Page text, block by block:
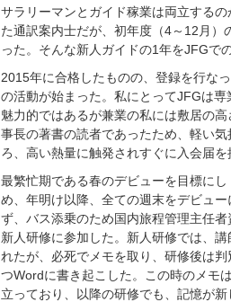
サラリーマンとガイド稼業は両立する
た通訳案内士だが、初年度（4～12月）
った。そんな新人ガイドの1年をJFGで
2015年に合格したものの、登録を行な
の活動が始まった。私にとってJFGは専
魅力的ではあるが兼業の私には敷居の
事長の著書の読者であったため、軽い
ろ、高い熱量に触発されすぐに入会届を
最繁忙期である春のデビューを目標に
め、年明け以降、全ての週末をデビュ
ず、バス添乗のため国内旅程管理主任
新人研修に参加した。新人研修では、
れたが、必死でメモを取り、研修後は
つWordに書き起こした。この時のメモ
立っており、以降の研修でも、記憶が